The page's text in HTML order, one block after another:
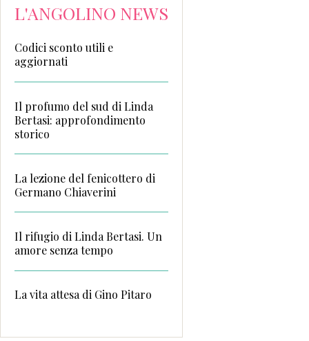
L'ANGOLINO NEWS
Codici sconto utili e
aggiornati
Il profumo del sud di Linda
Bertasi: approfondimento
storico
La lezione del fenicottero di
Germano Chiaverini
Il rifugio di Linda Bertasi. Un
amore senza tempo
La vita attesa di Gino Pitaro